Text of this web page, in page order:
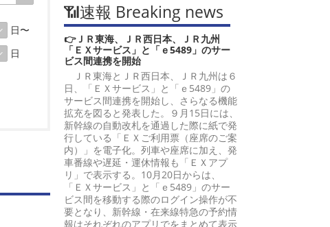
日〜
日
📶速報 Breaking news
👉ＪＲ東海、ＪＲ西日本、ＪＲ九州
「ＥＸサービス」と「ｅ5489」のサー
ビス間連携を開始
ＪＲ東海とＪＲ西日本、ＪＲ九州は６
日、「ＥＸサービス」と「ｅ5489」の
サービス間連携を開始し、さらなる機能
拡充を図ると発表した。９月15日には、
新幹線の自動改札を通過した際に紙で発
行している「ＥＸご利用票（座席のご案
内）」を電子化。列車や座席に加え、発
車番線や遅延・運休情報も「ＥＸアプ
リ」で表示する。10月20日からは、
「ＥＸサービス」と「ｅ5489」のサー
ビス間を移動する際のログイン操作が不
要となり、新幹線・在来線特急の予約情
報はそれぞれのアプリでをまとめて表示